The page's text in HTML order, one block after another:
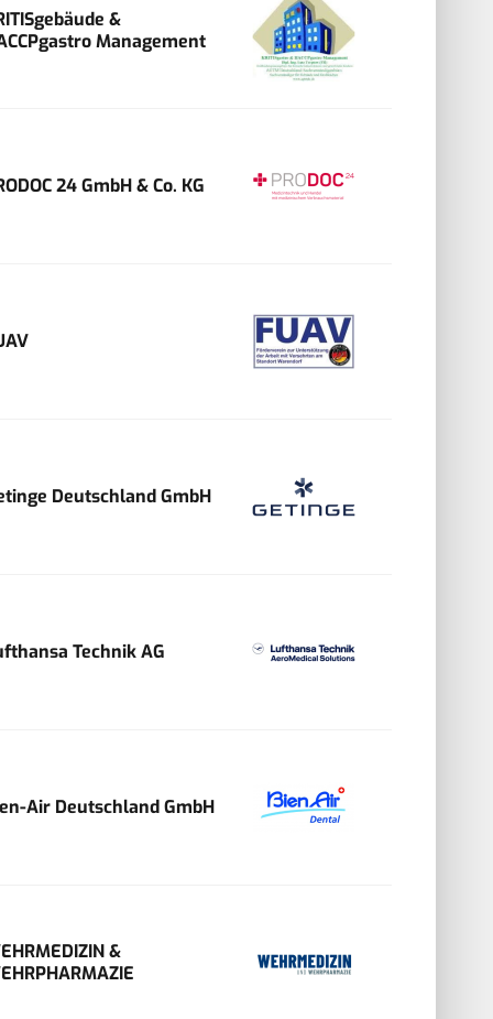
&
Management
24 GmbH & Co. KG
Deutschland GmbH
Technik AG
Air Deutschland GmbH
&